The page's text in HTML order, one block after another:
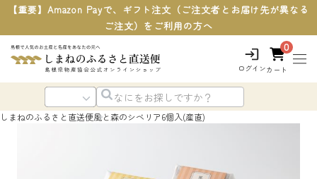
【重要】Amazon Payで、ギフト注文（ご注文者とお届け先が異なる
ご注文）をご利用の方へ
ログイン
0
カート
しまねのふるさと直送便風と森のシベリア6個入(産直)